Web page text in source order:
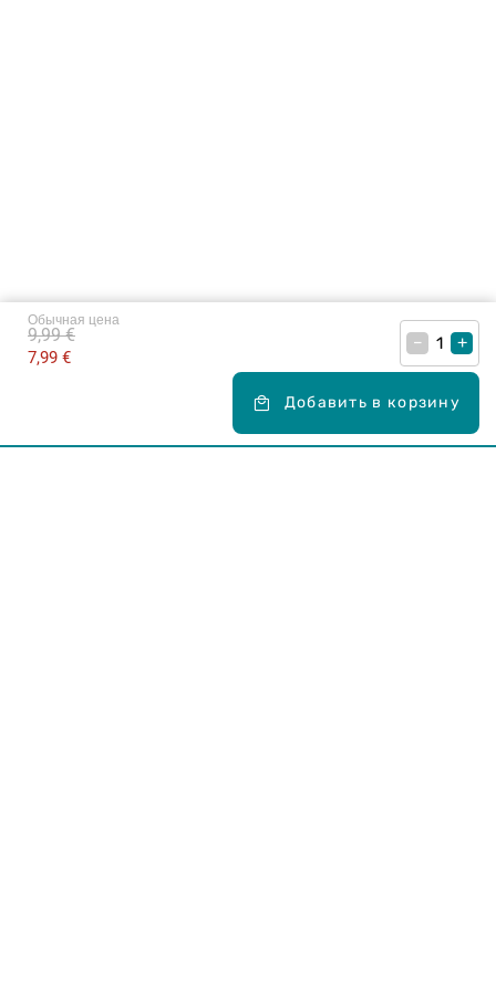
Обычная цена
7,99 €
9,99 € – +
Добавить в корзину